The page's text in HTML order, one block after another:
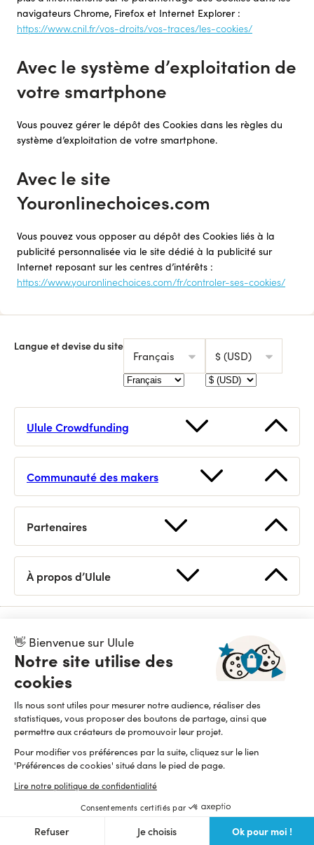
👋 Bienvenue sur Ulule
Notre site utilise des
cookies
Ils nous sont utiles pour mesurer notre audience, réaliser des
statistiques, vous proposer des boutons de partage, ainsi que
permettre aux créateurs de promouvoir leur projet.
Pour modifier vos préférences par la suite, cliquez sur le lien
'Préférences de cookies' situé dans le pied de page.
Lire notre politique de confidentialité
Consentements certifiés par
Refuser Je choisis Ok pour moi !
navigateurs Chrome, Firefox et Internet Explorer :
https://www.cnil.fr/vos-droits/vos-traces/les-cookies/
Avec le système d’exploitation de
votre smartphone
Vous pouvez gérer le dépôt des Cookies dans les règles du
système d’exploitation de votre smartphone.
Avec le site
Youronlinechoices.com
Vous pouvez vous opposer au dépôt des Cookies liés à la
publicité personnalisée via le site dédié à la publicité sur
Internet reposant sur les centres d’intérêts :
https://www.youronlinechoices.com/fr/controler-ses-cookies/
Langue et devise du site
Français $ (USD)
Ulule Crowdfunding
Webinaire crowdfunding gratuit
Foire aux questions
Logo / Kits de campagne
Statistiques
Communauté des makers
Demander un conseil
Tutoriels
Petites annonces
Partenaires
Devenir partenaire
Organiser un appel à projets
API
À propos d’Ulule
Équipe
Presse
Pionnier du financement participatif et de l’impact positif, Ulule est une
Confidentialité